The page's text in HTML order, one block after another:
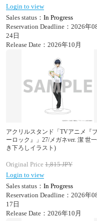
Login to view
Sales status： In Progress
Reservation Deadline：2026年
24日
Release Date：2026年10月
アクリルスタンド「TVアニメ『
ーロック』」27/メガネver. 潔 世
き下ろしイラスト)
Original Price 1,815JPY
Login to view
Sales status： In Progress
Reservation Deadline：2026年
17日
Release Date：2026年10月